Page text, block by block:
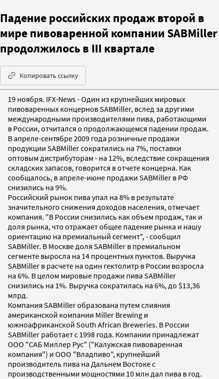
Падение российских продаж второй в
мире пивоваренной компании SABMiller
продолжилось в III квартале
Копировать ссылку
19 ноября. IFX-News - Один из крупнейших мировых
пивоваренных концернов SABMiller, вслед за другими
международными производителями пива, работающими
в России, отчитался о продолжающемся падении продаж.
В апреле-сентябре 2009 года розничные продажи
продукции SABMiller сократились на 7%, поставки
оптовым дистрибуторам - на 12%, вследствие сокращения
складских запасов, говорится в отчете концерна. Как
сообщалось, в апреле-июне продажи SABMiller в РФ
снизились на 9%.
Российский рынок пива упал на 8% в результате
значительного снижения доходов населения, отмечает
компания. "В России снизились как объем продаж, так и
доля рынка, что отражает общее падение рынка и нашу
ориентацию на премиальный сегмент", - сообщил
SABMiller. В Москве доля SABMiller в премиальном
сегменте выросла на 14 процентных пунктов. Выручка
SABMiller в расчете на один гектолитр в России возросла
на 6%. В целом мировые продажи пива SABMiller
снизились на 1%. Выручка сократилась на 6%, до $13,36
млрд.
Компания SABMiller образована путем слияния
американской компании Miller Brewing и
южноафриканской South African Breweries. В России
SABMiller работает с 1998 года. Компании принадлежат
ООО "САБ Миллер Рус" ("Калужская пивоваренная
компания") и ООО "Владпиво", крупнейший
производитель пива на Дальнем Востоке с
производственными мощностями 10 млн дал пива в год.